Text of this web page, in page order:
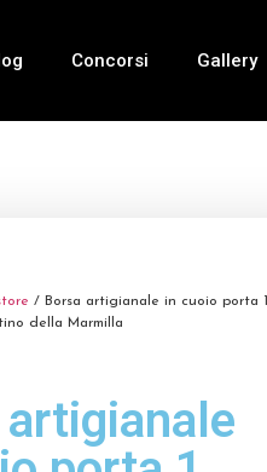
Concorsi Gallery
/ Borsa artigianale in cuoio porta 1
della Marmilla